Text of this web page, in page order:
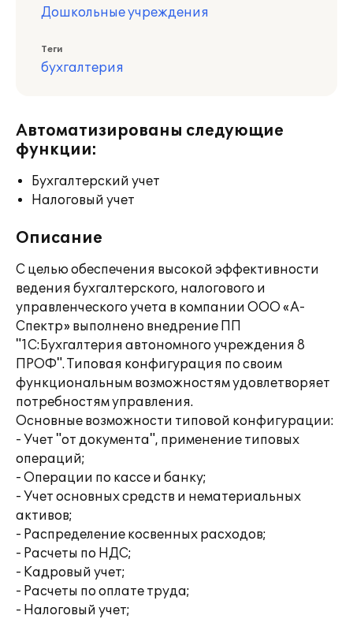
Дошкольные учреждения
Теги
бухгалтерия
Автоматизированы следующие
функции:
Бухгалтерский учет
Налоговый учет
Описание
С целью обеспечения высокой эффективности
ведения бухгалтерского, налогового и
управленческого учета в компании ООО «А-
Спектр» выполнено внедрение ПП
"1С:Бухгалтерия автономного учреждения 8
ПРОФ". Типовая конфигурация по своим
функциональным возможностям удовлетворяет
потребностям управления.
Основные возможности типовой конфигурации:
- Учет "от документа", применение типовых
операций;
- Операции по кассе и банку;
- Учет основных средств и нематериальных
активов;
- Распределение косвенных расходов;
- Расчеты по НДС;
- Кадровый учет;
- Расчеты по оплате труда;
- Налоговый учет;